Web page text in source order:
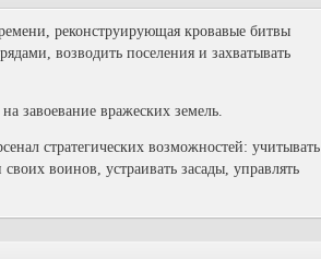
реконструирующая кровавые битвы
возводить поселения и захватывать
завоевание вражеских земель.
стратегических возможностей: учитывать
воинов, устраивать засады, управлять